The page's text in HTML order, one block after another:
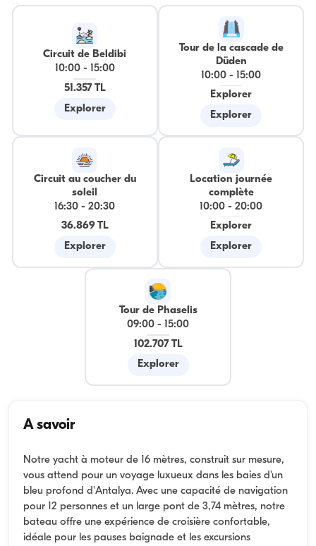
Circuit de Beldibi
10:00- 15:00
51.357 TL
Explorer
Tour de la cascade de
Düden
10:00 -
15:00
Explorer
Explorer
Circuit au coucher du
soleil
16:30 -20:30
36.869 TL
Explorer
Location journée
complète
10:00 -20:00
Explorer
Explorer
Tour de Phaselis
09:00 - 15:00
102.707 TL
Explorer
A savoir
Notre yacht à moteur de 16 mètres, construit sur mesure,
vous attend pour un voyage luxueux dans les baies d'un
bleu profond d'Antalya. Avec une capacité de navigation
pour 12 personnes et un large pont de 3,74 mètres, notre
bateau offre une expérience de croisière confortable,
idéale pour les pauses baignade et les excursions